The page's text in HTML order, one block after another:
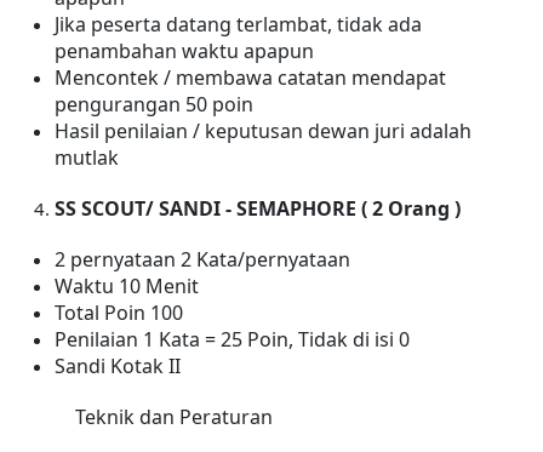
Jika peserta datang terlambat, tidak ada
penambahan waktu apapun
Mencontek / membawa catatan mendapat
pengurangan 50 poin
Hasil penilaian / keputusan dewan juri adalah
mutlak
SS SCOUT/ SANDI - SEMAPHORE ( 2 Orang )
2 pernyataan 2 Kata/pernyataan
Waktu 10 Menit
Total Poin 100
Penilaian 1 Kata =25 Poin, Tidak di isi 0
Sandi Kotak II
Teknik dan Peraturan